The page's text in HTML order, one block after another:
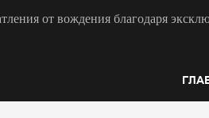
от вождения благодаря